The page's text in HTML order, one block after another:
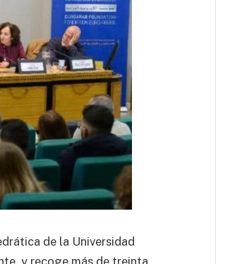
de la Universidad
y recoge más de treinta